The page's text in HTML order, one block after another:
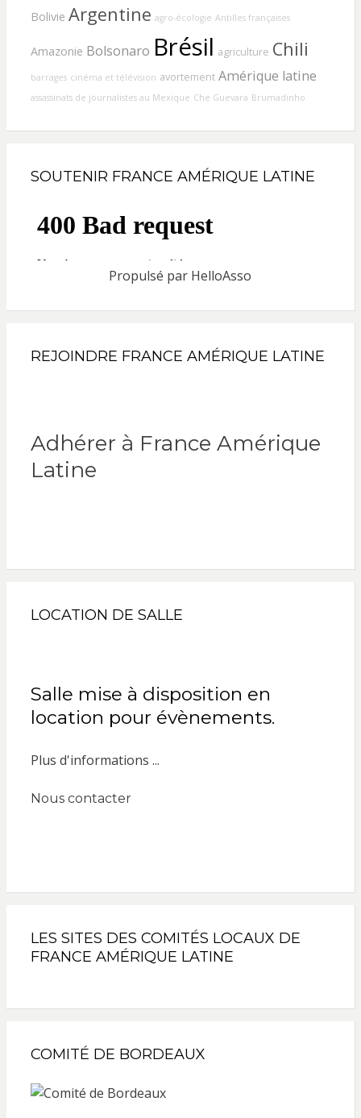
Bolivie Argentine agro-écologie Antilles françaises
Amazonie Bolsonaro Brésil agriculture Chili
barrages cinéma et télévision avortement Amérique latine
assassinats de journalistes au Mexique Che Guevara Brumadinho
SOUTENIR FRANCE AMÉRIQUE LATINE
Propulsé par HelloAsso
REJOINDRE FRANCE AMÉRIQUE LATINE
Adhérer à France Amérique
Latine
LOCATION DE SALLE
Salle mise à disposition en
location pour évènements.
Plus d'informations ...
Nous contacter
LES SITES DES COMITÉS LOCAUX DE
FRANCE AMÉRIQUE LATINE
COMITÉ DE BORDEAUX